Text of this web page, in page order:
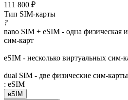
111 800 ₽
Тип SIM-карты
?
nano SIM + eSIM - одна физическая
сим-карт
eSIM - несколько виртуальных сим-
dual SIM - две физические сим-карты
: eSIM
eSIM